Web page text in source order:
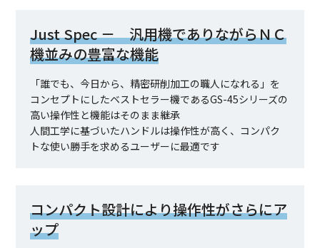
Just Spec － 汎用機でありながらＮＣ
機並みの豊富な機能
「誰でも、今日から、精密研削加工の職人になれる」を
コンセプトにしたベストセラー機であるGS-45シリーズの
高い操作性と機能はそのまま継承
人間工学に基づいたハンドルは操作性が高く、コンパク
トな使い勝手を求めるユーザーに最適です
コンパクト設計により操作性がさらにア
ップ